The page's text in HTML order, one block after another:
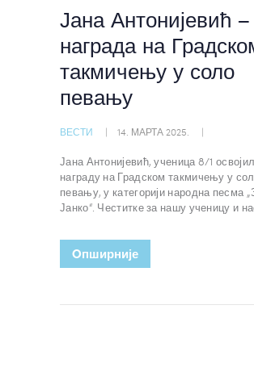
Јана Антонијевић –
награда на
такмичењу у соло
певању
ВЕСТИ 14. МАРТА 2025.
Јана Антонијевић, ученица 8/1
награду на Градском такмичењу у
певању, у категорији народна песма
Јанко“. Честитке за нашу ученицу и
Oпширније